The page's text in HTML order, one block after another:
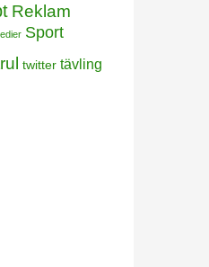
Reklam
Sport
twitter tävling